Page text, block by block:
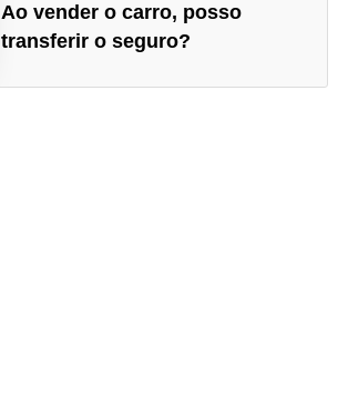
Ao vender o carro, posso
transferir o seguro?